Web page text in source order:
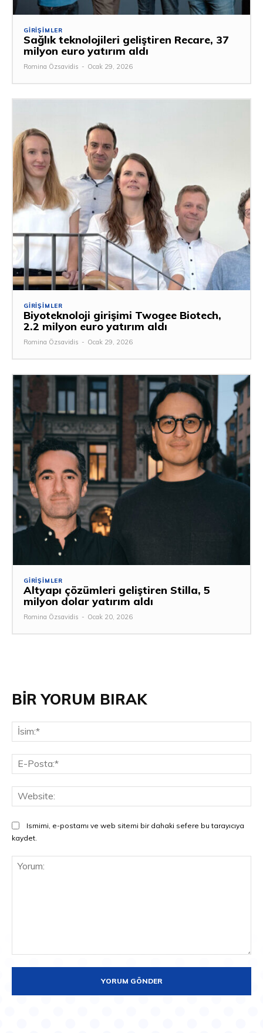
GIRIŞIMLER
Sağlık teknolojileri geliştiren Recare, 37
milyon euro yatırım aldı
Romina Özsavidis - Ocak 29, 2026
GIRIŞIMLER
Biyoteknoloji girişimi Twogee Biotech,
2.2 milyon euro yatırım aldı
Romina Özsavidis - Ocak 29, 2026
GIRIŞIMLER
Altyapı çözümleri geliştiren Stilla, 5
milyon dolar yatırım aldı
Romina Özsavidis - Ocak 20, 2026
BİR YORUM BIRAK
Ismimi, e-postamı ve web sitemi bir dahaki sefere bu tarayıcıya
kaydet.